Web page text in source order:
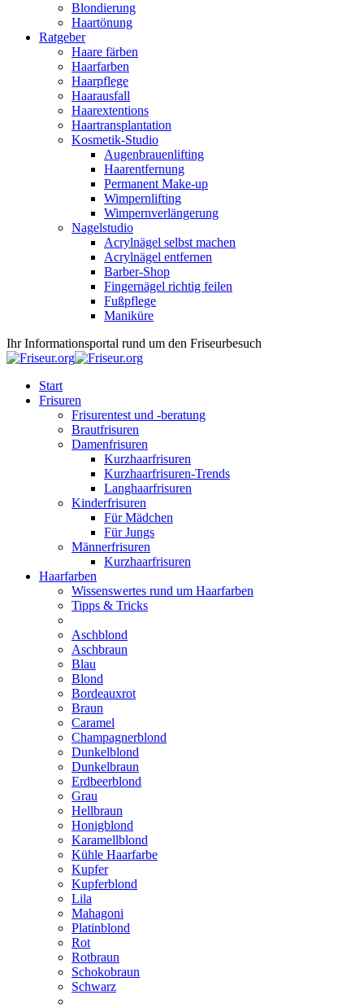
Blondierung
Haartönung
Ratgeber
Haare färben
Haarfarben
Haarpflege
Haarausfall
Haarextentions
Haartransplantation
Kosmetik-Studio
Augenbrauenlifting
Haarentfernung
Permanent Make-up
Wimpernlifting
Wimpernverlängerung
Nagelstudio
Acrylnägel selbst machen
Acrylnägel entfernen
Barber-Shop
Fingernägel richtig feilen
Fußpflege
Maniküre
Ihr Informationsportal rund um den Friseurbesuch
Start
Frisuren
Frisurentest und -beratung
Brautfrisuren
Damenfrisuren
Kurzhaarfrisuren
Kurzhaarfrisuren-Trends
Langhaarfrisuren
Kinderfrisuren
Für Mädchen
Für Jungs
Männerfrisuren
Kurzhaarfrisuren
Haarfarben
Wissenswertes rund um Haarfarben
Tipps & Tricks
Aschblond
Aschbraun
Blau
Blond
Bordeauxrot
Braun
Caramel
Champagnerblond
Dunkelblond
Dunkelbraun
Erdbeerblond
Grau
Hellbraun
Honigblond
Karamellblond
Kühle Haarfarbe
Kupfer
Kupferblond
Lila
Mahagoni
Platinblond
Rot
Rotbraun
Schokobraun
Schwarz